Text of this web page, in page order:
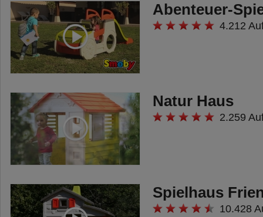
Abenteuer-
4.212
Natur Haus
2.259
Spielhaus
10.428